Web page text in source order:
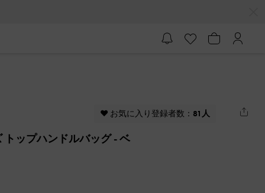
♥ お気に入り登録者数： 81人
トップハンドルバッグ- ベ